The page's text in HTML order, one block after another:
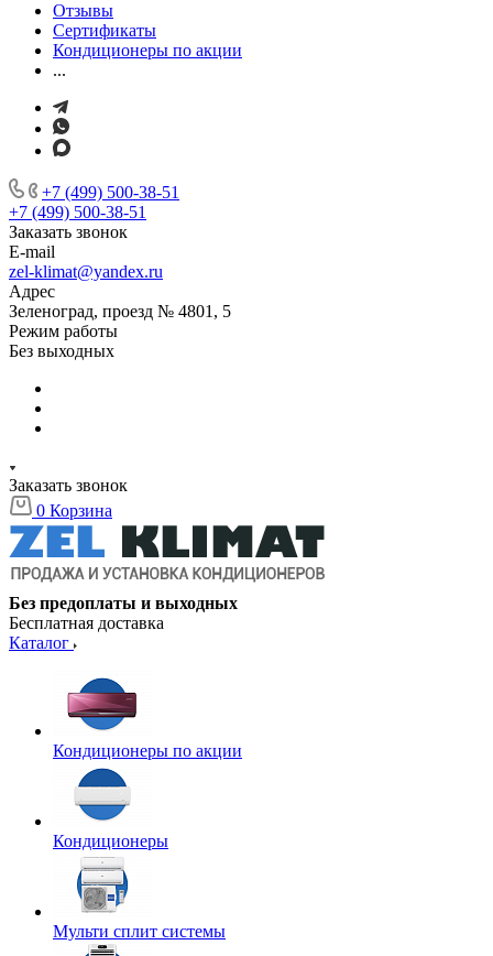
Отзывы
Сертификаты
Кондиционеры по акции
...
+7 (499) 500-38-51
+7 (499) 500-38-51
Заказать звонок
E-mail
zel-klimat@yandex.ru
Адрес
Зеленоград, проезд № 4801, 5
Режим работы
Без выходных
Заказать звонок
0 Корзина
Без предоплаты и выходных
Бесплатная доставка
Каталог
Кондиционеры по акции
Кондиционеры
Мульти сплит системы